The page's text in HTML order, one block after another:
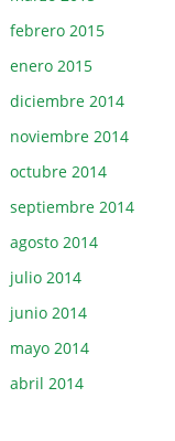
febrero 2015
enero 2015
diciembre 2014
noviembre 2014
octubre 2014
septiembre 2014
agosto 2014
julio 2014
junio 2014
mayo 2014
abril 2014